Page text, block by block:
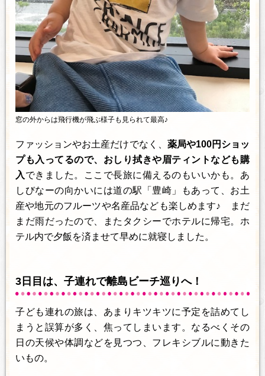
窓の外からは飛行機が飛ぶ様子も見られて最高♪
ファッションやお土産だけでなく、 薬局や100円ショッ
プも入ってるので、おしり拭きや眉ティントなども購
入 できました。ここで長旅に備えるのもいいかも。あ
しびなーの向かいには道の駅「豊崎」もあって、お土
産や地元のフルーツや名産品なども楽しめます♪ まだ
まだ雨だったので、またタクシーでホテルに帰宅。ホ
テル内で夕飯を済ませて早めに就寝しました。
3日目は、子連れで離島ビーチ巡りへ！
子ども連れの旅は、あまりキツキツに予定を詰めてし
まうと誤算が多く、焦ってしまいます。なるべくその
日の天候や体調などを見つつ、フレキシブルに動きた
いもの。